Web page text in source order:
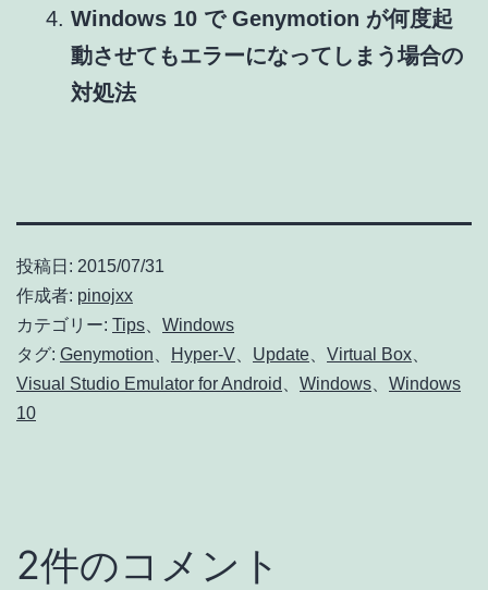
Windows 10 で Genymotion が何度起
動させてもエラーになってしまう場合の
対処法
投稿日: 2015/07/31
作成者: pinojxx
カテゴリー: Tips
Windows
タグ: Genymotion Hyper-V Update Virtual Box
Visual Studio Emulator for Android
Windows
Windows
10
2件のコメント